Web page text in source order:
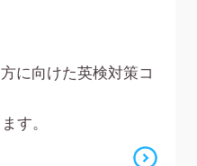
に向けた英検対策コ
す。